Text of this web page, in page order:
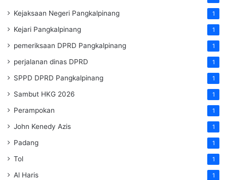
Kejaksaan Negeri Pangkalpinang 1
Kejari Pangkalpinang 1
pemeriksaan DPRD Pangkalpinang 1
perjalanan dinas DPRD 1
SPPD DPRD Pangkalpinang 1
Sambut HKG 2026 1
Perampokan 1
John Kenedy Azis 1
Padang 1
Tol 1
Al Haris 1